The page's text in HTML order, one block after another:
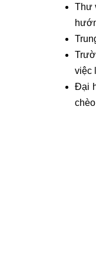
Thư
việc
Đại